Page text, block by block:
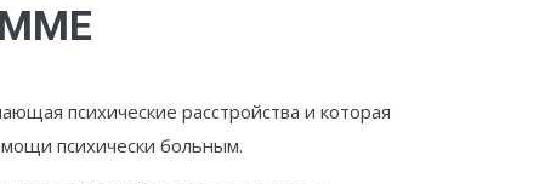
психические расстройства и которая
психически больным.